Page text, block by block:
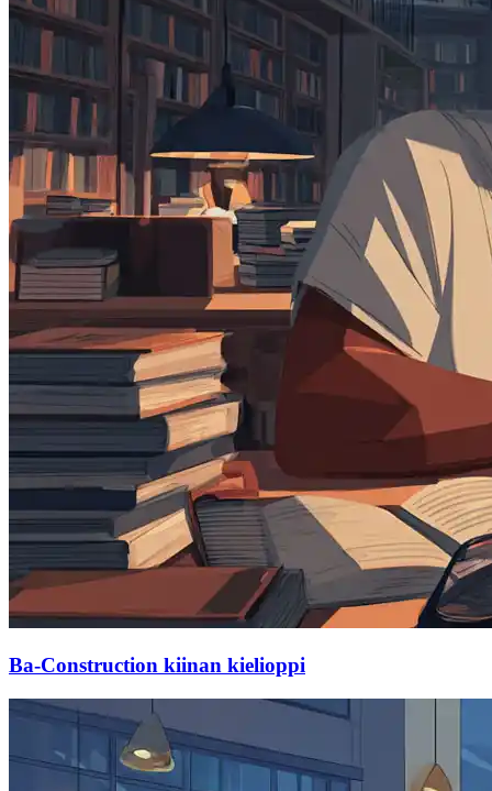
Ba-Construction kiinan kielioppi